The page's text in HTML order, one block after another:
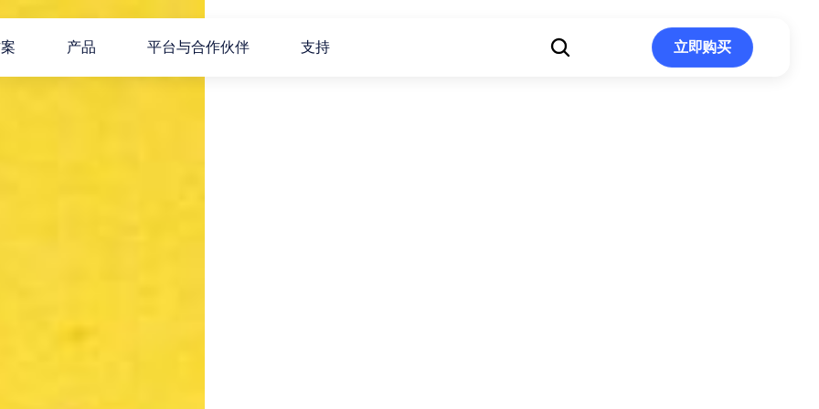
产品 平台与合作伙伴 支持
立即购买